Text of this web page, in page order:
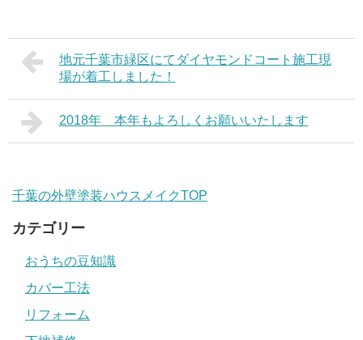
地元千葉市緑区にてダイヤモンドコート施工現
場が着工しました！
2018年 本年もよろしくお願いいたします
千葉の外壁塗装ハウスメイクTOP
カテゴリー
おうちの豆知識
カバー工法
リフォーム